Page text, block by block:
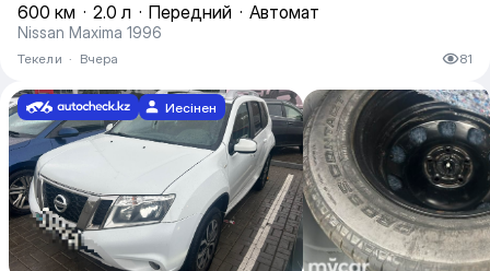
600 км · 2.0 л · Передний · Автомат
Nissan Maxima 1996
Текели · Вчера 81
Иесінен